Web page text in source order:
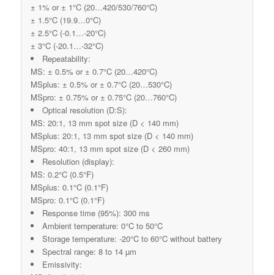
± 1% or ± 1°C (20…420/530/760°C)
± 1.5°C (19.9…0°C)
± 2.5°C (-0.1…-20°C)
± 3°C (-20.1…-32°C)
Repeatability:
MS: ± 0.5% or ± 0.7°C (20…420°C)
MSplus: ± 0.5% or ± 0.7°C (20…530°C)
MSpro: ± 0.75% or ± 0.75°C (20…760°C)
Optical resolution (D:S):
MS: 20:1, 13 mm spot size (D < 140 mm)
MSplus: 20:1, 13 mm spot size (D < 140 mm)
MSpro: 40:1, 13 mm spot size (D < 260 mm)
Resolution (display):
MS: 0.2°C (0.5°F)
MSplus: 0.1°C (0.1°F)
MSpro: 0.1°C (0.1°F)
Response time (95%): 300 ms
Ambient temperature: 0°C to 50°C
Storage temperature: -20°C to 60°C without battery
Spectral range: 8 to 14 µm
Emissivity: